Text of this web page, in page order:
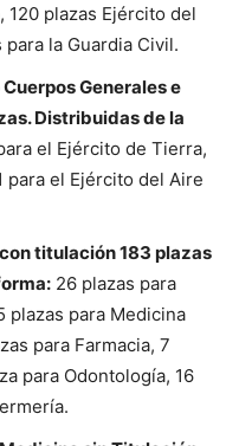
120 plazas Ejército del
la Guardia Civil.
Generales e
Distribuidas de la
el Ejército de Tierra,
para el Ejército del Aire
titulación 183 plazas
26 plazas para
para Medicina
para Farmacia, 7
para Odontología, 16